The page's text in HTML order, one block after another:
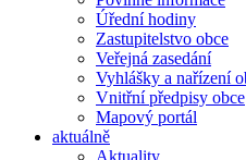
Úřední hodiny
Zastupitelstvo obce
Veřejná zasedání
Vyhlášky a nařízení
Vnitřní předpisy obce
Mapový portál
aktuálně
Aktuality